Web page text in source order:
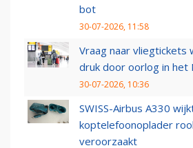
bot
30-07-2026, 11:58
Vraag naar vliegtickets
druk door oorlog in het
30-07-2026, 10:36
SWISS-Airbus A330
koptelefoonoplader
veroorzaakt